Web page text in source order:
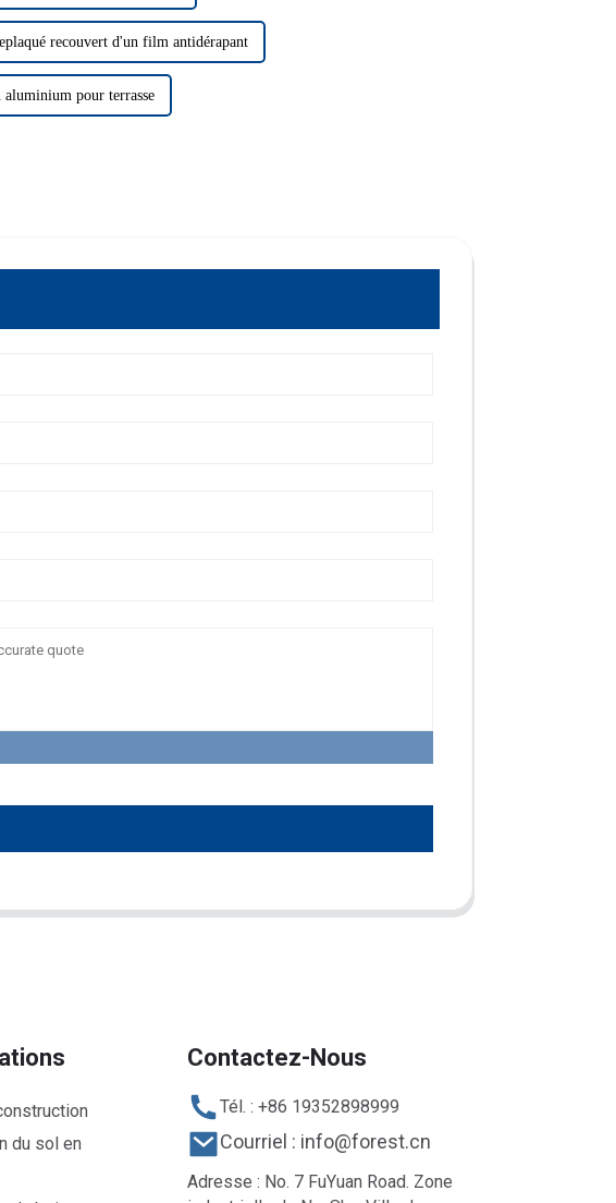
recouvert d'un film antidérapant
aluminium pour terrasse
du sol en
Contactez-Nous
Tél. : +86 19352898999
Courriel : info@forest.cn
Adresse : No. 7 FuYuan Road. Zone